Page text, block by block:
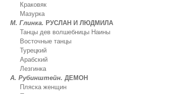
Краковяк
Мазурка
М. Глинка. РУСЛАН И ЛЮДМИЛА
Танцы дев волшебницы Наины
Восточные танцы
Турецкий
Арабский
Лезгинка
А. Рубинштейн. ДЕМОН
Пляска женщин